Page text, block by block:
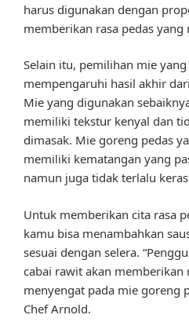
harus digunakan dengan
memberikan rasa pedas yang
Selain itu, pemilihan mie
mempengaruhi hasil akhir
Mie yang digunakan
memiliki tekstur kenyal dan
dimasak. Mie goreng pedas
memiliki kematangan yang
namun juga tidak terlalu
Untuk memberikan cita rasa
kamu bisa menambahkan
sesuai dengan selera.
cabai rawit akan memberikan
menyengat pada mie goreng
Chef Arnold.